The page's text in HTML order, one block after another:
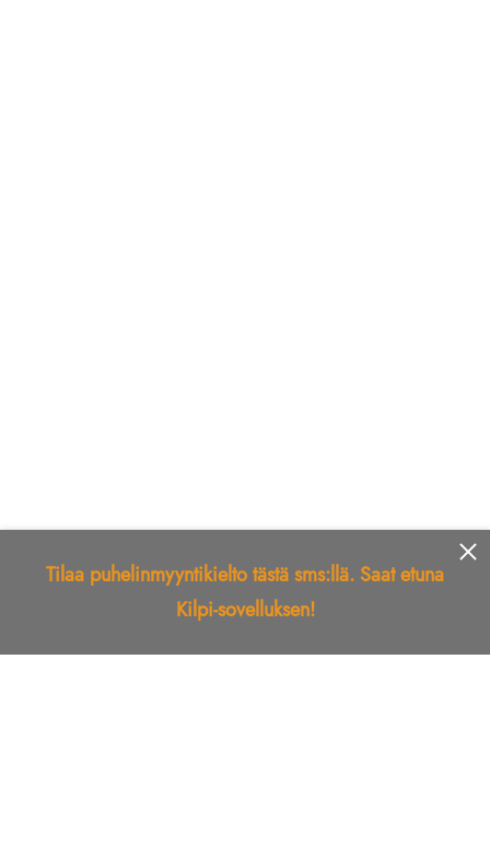
Tilaa puhelinmyyntikielto tästä sms:llä. Saat etuna
Kilpi-sovelluksen!